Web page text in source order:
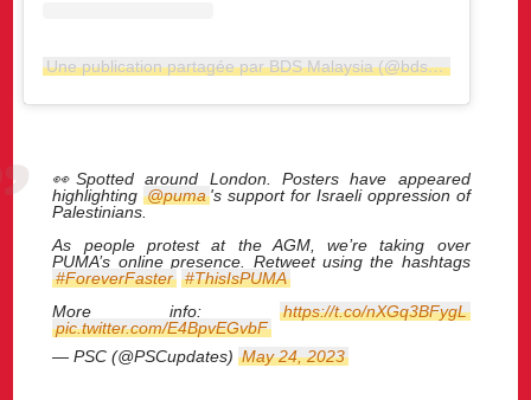
Une publication partagée par BDS Malaysia (@bds_malaysia)
👀Spotted around London. Posters have appeared
highlighting@puma 's support for Israeli oppression of
Palestinians.
As people protest at the AGM, we’re taking over
PUMA’s online presence. Retweet using the hashtags
#ForeverFaster
#ThisIsPUMA
More info:
https://t.co/nXGq3BFygL
pic.twitter.com/E4BpvEGvbF
— PSC (@PSCupdates)May 24, 2023